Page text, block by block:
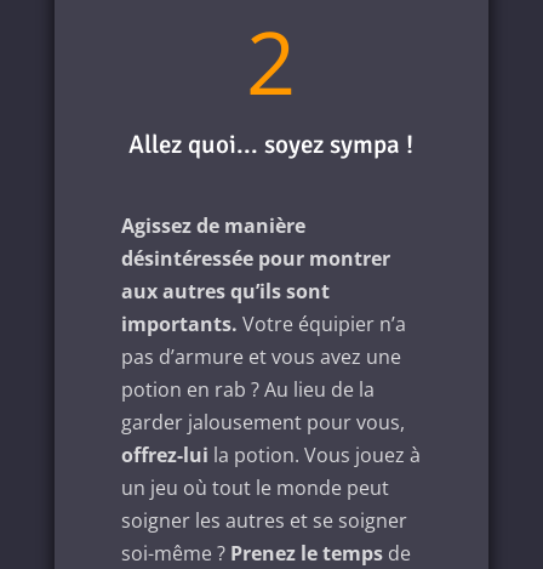
2
Allez quoi... soyez sympa !
Agissez de manière
désintéressée pour montrer
aux autres qu’ils sont
importants. Votre équipier n’a
pas d’armure et vous avez une
potion en rab ? Au lieu de la
garder jalousement pour vous,
offrez-lui la potion. Vous jouez à
un jeu où tout le monde peut
soigner les autres et se soigner
soi-même ? Prenez le tempsde